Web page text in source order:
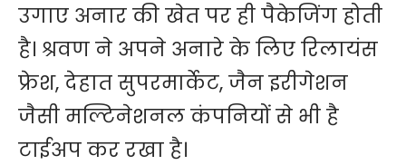
उगाए अनार की खेत पर ही पैकेजिंग होती
है। श्रवण ने अपने अनारे के लिए रिलायंस
फ्रेश, देहात सुपरमार्केट, जैन इरीगेशन
जैसी मल्टिनेशनल कंपनियों से भी है
टाईअप कर रखा है।